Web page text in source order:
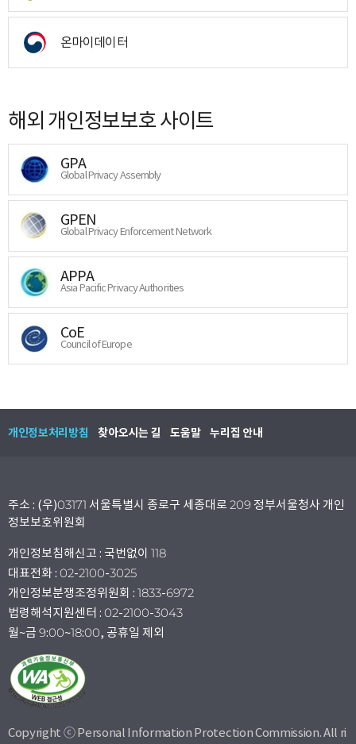
온마이데이터
해외 개인정보보호 사이트
GPA
Global Privacy Assembly
GPEN
Global Privacy Enforcement Network
APPA
Asia Pacific Privacy Authorities
CoE
Council of Europe
개인정보처리방침 찾아오시는 길 도움말 누리집 안내
주소 : (우)03171 서울특별시 종로구 세종대로 209 정부서울청사 개인
정보보호위원회
개인정보침해신고 : 국번없이 118
대표전화 : 02-2100-3025
개인정보분쟁조정위원회 : 1833-6972
법령해석지원센터 : 02-2100-3043
월~금 9:00~18:00, 공휴일 제외
Copyright ⓒ Personal Information Protection Commission. All ri